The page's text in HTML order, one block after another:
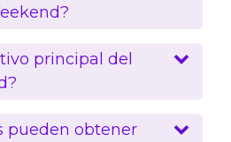
principal del
pueden obtener